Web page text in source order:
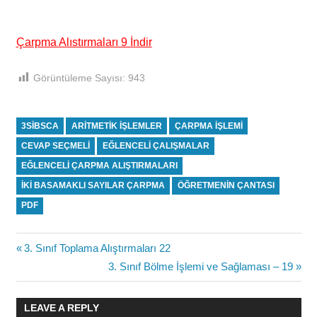
Çarpma Alıstırmaları 9 İndir
Görüntüleme Sayısı: 943
3SIBSCA ARITMETIK IŞLEMLER ÇARPMA IŞLEMI
CEVAP SEÇMELI EĞLENCELI ÇALIŞMALAR
EĞLENCELI ÇARPMA ALIŞTIRMALARI
IKI BASAMAKLI SAYILAR ÇARPMA ÖĞRETMENIN ÇANTASI
PDF
Yazı
gezinmesi
Previous
3. Sınıf Toplama Alıştırmaları 22
Next
Post:
3. Sınıf Bölme İşlemi ve Sağlaması – 19
LEAVE A REPLY